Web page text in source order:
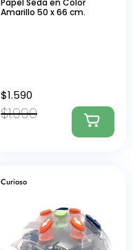
Amarillo 50 x 66 cm.
$1.990
$1.590
Curioso